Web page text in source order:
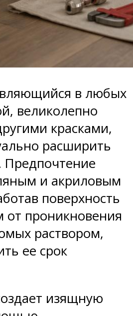
в любых
великолепно
красками,
расширить
Предпочтение
и акриловым
поверхность
проникновения
раствором,
ее срок
изящную